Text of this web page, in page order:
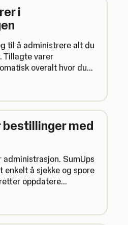
i
til å administrere alt du
Tillagte varer
overalt hvor du
med
administrasjon. SumUps
enkelt å sjekke og spore
oppdatere